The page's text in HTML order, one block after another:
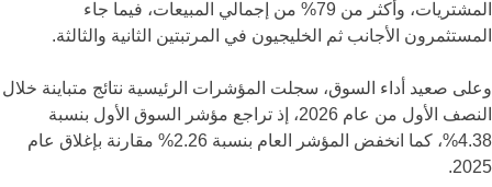
المشتريات، وأكثر من 79% من إجمالي المبيعات، فيما جاء
المستثمرون الأجانب ثم الخليجيون في المرتبتين الثانية والثالثة.
وعلى صعيد أداء السوق، سجلت المؤشرات الرئيسية نتائج متباينة خلال
النصف الأول من عام 2026، إذ تراجع مؤشر السوق الأول بنسبة
4.38%، كما انخفض المؤشر العام بنسبة 2.26% مقارنة بإغلاق عام
2025.